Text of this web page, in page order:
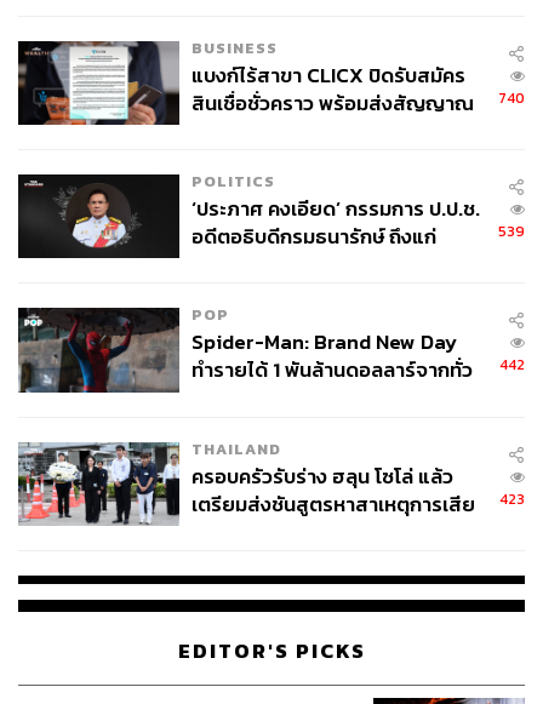
BUSINESS
แบงก์ไร้สาขา CLICX ปิดรับสมัคร
สินเชื่อชั่วคราว พร้อมส่งสัญญาณ
740
POLITICS
‘ประภาศ คงเอียด’ กรรมการ ป.ป.ช.
อดีตอธิบดีกรมธนารักษ์ ถึงแก่
539
POP
Spider-Man: Brand New Day
ทำรายได้ 1 พันล้านดอลลาร์จากทั่ว
442
THAILAND
ครอบครัวรับร่าง ฮลุน โซโล่ แล้ว
เตรียมส่งชันสูตรหาสาเหตุการเสีย
423
EDITOR'S PICKS